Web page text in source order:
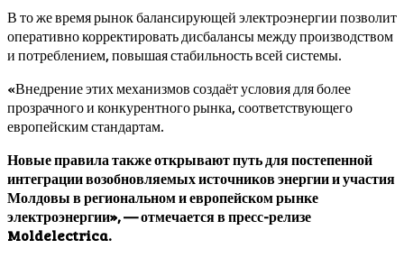
В то же время рынок балансирующей электроэнергии позволит
оперативно корректировать дисбалансы между производством
и потреблением, повышая стабильность всей системы.
«Внедрение этих механизмов создаёт условия для более
прозрачного и конкурентного рынка, соответствующего
европейским стандартам.
Новые правила также открывают путь для постепенной
интеграции возобновляемых источников энергии и участия
Молдовы в региональном и европейском рынке
электроэнергии», — отмечается в пресс-релизе
Moldelectrica.